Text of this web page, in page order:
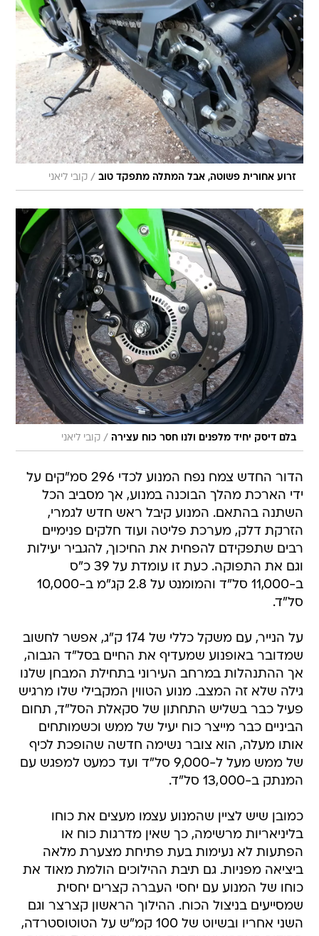
זרוע אחורית פשוטה, אבל המתלה מתפקד טוב / קובי ליאני
בלם דיסק יחיד מלפנים ולנו חסר כוח עצירה / קובי ליאני
הדור החדש צמח נפח המנוע לכדי 296 סמ"קים על
ידי הארכת מהלך הבוכנה במנוע, אך מסביב הכל
השתנה בהתאם. המנוע קיבל ראש חדש לגמרי,
הזרקת דלק, מערכת פליטה ועוד חלקים פנימיים
רבים שתפקידם להפחית את החיכוך, להגביר יעילות
וגם את התפוקה. כעת זו עומדת על 39 כ"ס
ב-11,000 סל"ד והמומנט על 2.8 קג"מ ב-10,000
סל"ד.
על הנייר, עם משקל כללי של 174 ק"ג, אפשר לחשוב
שמדובר באופנוע שמעדיף את החיים בסל"ד הגבוה,
אך ההתנהלות במרחב העירוני בתחילת המבחן שלנו
גילה שלא זה המצב. מנוע הטווין המקבילי שלו מרגיש
פעיל כבר בשליש התחתון של סקאלת הסל"ד, תחום
הביניים כבר מייצר כוח יעיל של ממש וכשמותחים
אותו מעלה, הוא צובר נשימה חדשה שהופכת לכיף
של ממש מעל ל-9,000 סל"ד ועד כמעט למפגש עם
המנתק ב-13,000 סל"ד.
כמובן שיש לציין שהמנוע עצמו מעצים את כוחו
בליניאריות מרשימה, כך שאין מדרגות כוח או
הפתעות לא נעימות בעת פתיחת מצערת מלאה
ביציאה מפניות. גם תיבת ההילוכים הולמת מאוד את
כוחו של המנוע עם יחסי העברה קצרים יחסית
שמסייעים בניצול הכוח. ההילוך הראשון קצרצר וגם
השני אחריו ובשיוט של 100 קמ"ש על הטוטוסטרדה,